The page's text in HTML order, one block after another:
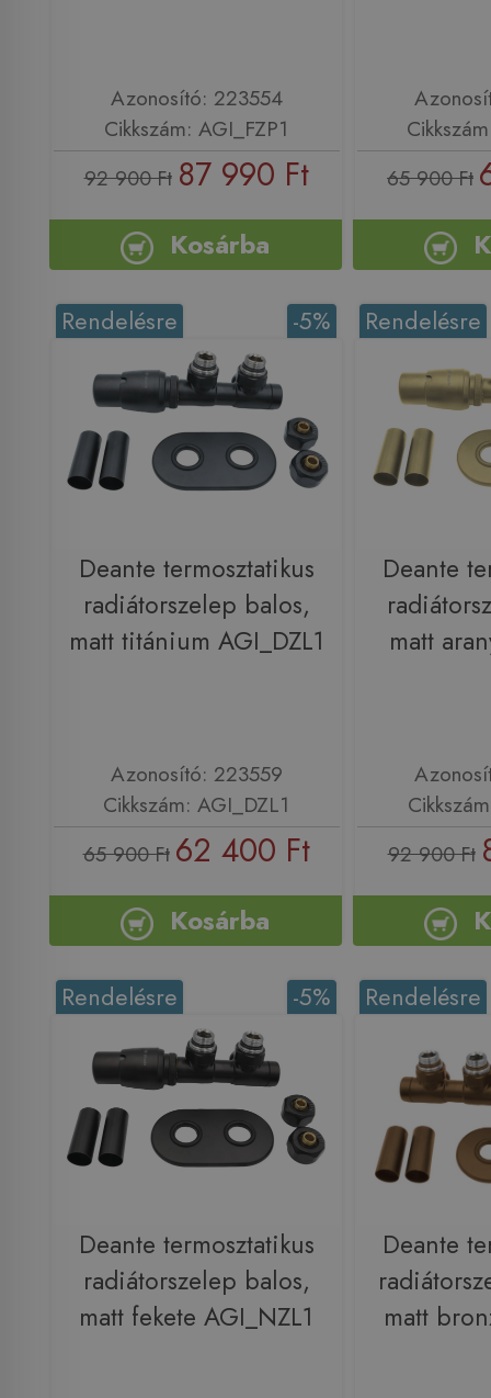
Azonosító: 223554
Cikkszám: AGI_FZP1
92 900 Ft 87 990 Ft
Kosárba
65 900 Ft
-5%
Rendelésre
Deante termosztatikus
radiátorszelep balos,
matt titánium AGI_DZL1
Azonosító: 223559
Cikkszám: AGI_DZL1
65 900 Ft 62 400 Ft
Kosárba
Rendelésre
Deante
matt
92 900 Ft
-5%
Rendelésre
Deante termosztatikus
radiátorszelep balos,
matt fekete AGI_NZL1
Rendelésre
Deante
matt